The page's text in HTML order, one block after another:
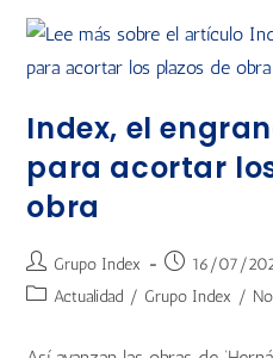
Index, el
para acortar
obra
Grupo Index
16/07/
Actualidad / Grupo Index /